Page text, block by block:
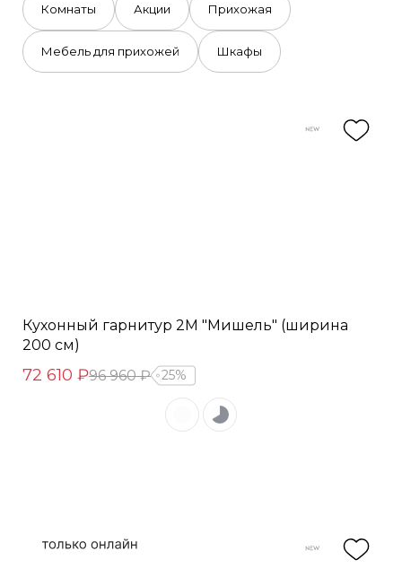
Комнаты Акции Прихожая
Мебель для прихожей Шкафы
Кухонный гарнитур 2М "Мишель" (ширина
200 см)
72 610 ₽96 960 ₽ 25%